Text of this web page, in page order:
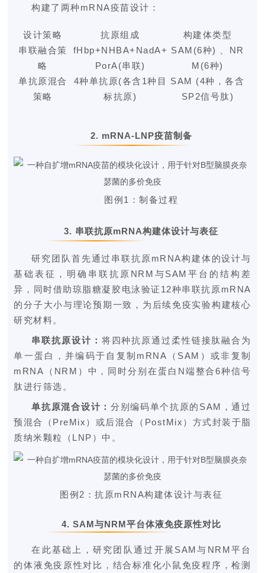
构建了两种 mR NA疫苗设计 ：
设计策略 抗原组成 构建体类型
串联融合策
略
fHbp+NHBA+NadA+
PorA(串联)
SAM(6种) 、NR
M(6种)
单抗原混合
策略
4种单抗原(各含1种目
标抗原)
SAM (4种，各含
SP2信号肽)
2. mRNA-LNP疫苗制备
图例1：制备过程
3. 串联抗原mRNA构建体设计与表征
研究团队首先通过串联抗原mRNA构建体的设计与
基础表征，明确串联抗原NRM与SAM平台的结构差
异，同时借助琼脂糖凝胶电泳验证12种串联抗原mRNA
的分子大小与理论预期一致，为后续免疫实验构建核心
研究材料。
串联抗原设计： 将四种抗原通过柔性链接肽融合为
单一蛋白，并编码于自复制mRNA（SAM）或非复制
mRNA（NRM）中，同时分别在蛋白N端整合6种信号
肽进行筛选。
单抗原混合设计： 分别编码单个抗原的SAM，通过
预混合（PreMix）或后混合（PostMix）方式封装于脂
质纳米颗粒（LNP）中。
图例2 ：抗原mRNA构建体设计与表征
4. SAM与NRM平台体液免疫原性对比
在此基础上，研究团队通过开展SAM与NRM平台
的体液免疫原性对比，结合标准化小鼠免疫程序，检测